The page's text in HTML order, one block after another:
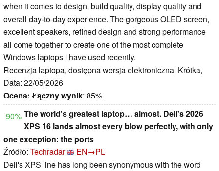
when it comes to design, build quality, display quality and
overall day-to-day experience. The gorgeous OLED screen,
excellent speakers, refined design and strong performance
all come together to create one of the most complete
Windows laptops I have used recently.
Recenzja laptopa, dostępna wersja elektroniczna, Krótka,
Data: 22/05/2026
Ocena: Łączny wynik: 85%
90% The world's greatest laptop… almost. Dell's 2026
XPS 16 lands almost every blow perfectly, with only
one exception: the ports
Źródło: Techradar
EN→PL
Dell's XPS line has long been synonymous with the word